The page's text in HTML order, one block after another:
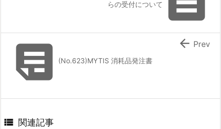
らの受付について
(No.623)MYTIS 消耗品発注書
 Prev
 関連記事